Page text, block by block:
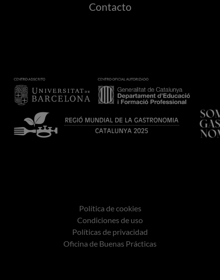
Contacto
Política de cookies
Condiciones de uso
Políticas de privacidad
Oficina de Buenas Prácticas